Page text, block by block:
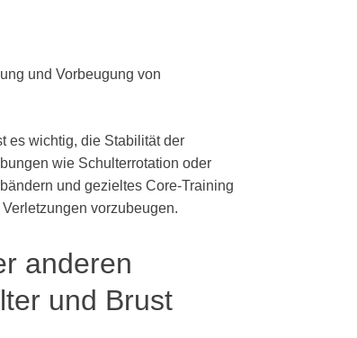
und Vorbeugung von
es wichtig, die Stabilität der
wie Schulterrotation oder
und gezieltes Core-Training
vorzubeugen.
anderen
und Brust